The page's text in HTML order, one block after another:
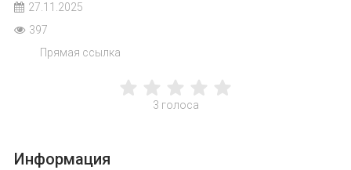
27.11.2025
397
Прямая ссылка
3 голоса
Информация